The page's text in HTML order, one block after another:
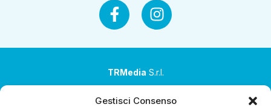
Gestisci Consenso
TRMedia S.r.l.